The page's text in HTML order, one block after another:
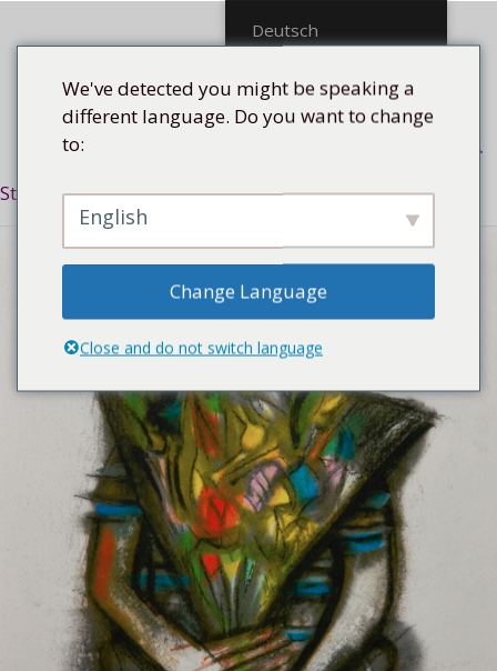
Menü
Startseite/Stilrichtung/Expressiv/ Sin titulo, 2018
Deutsch
We've detected you might be speaking a
different language. Do you want to change
to:
English
Change Language
Close and do not switch language